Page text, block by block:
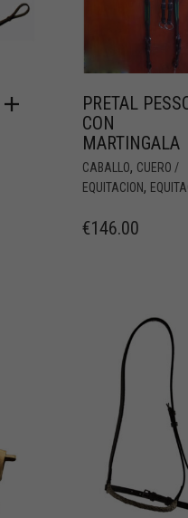
PRETAL
CON
MARTINGALA
CABALLO, CUERO /
EQUITACION,
€146.00